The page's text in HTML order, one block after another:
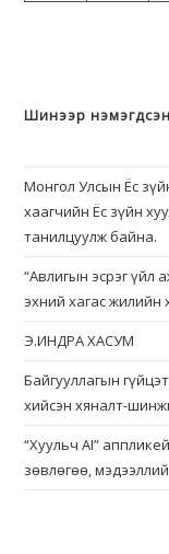
Шинээр нэмэгдсэн
Монгол Улсын Ёс
хаагчийн Ёс зүйн
танилцуулж байна.
“Авлигын эсрэг үйл
эхний хагас жилийн
Э.ИНДРА ХАСУМ
Байгууллагын
хийсэн хяналт-
“Хуульч АІ”
зөвлөгөө,